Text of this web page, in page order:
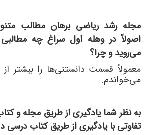
مجله رشد ریاضی برهان مطالب
اصولاً در وهله اول سراغ چه
میروید و چرا؟
معمولاً قسمت دانستنیها را بیشتر
میخواندم.
به نظر شما یادگیری از طریق مجله و
تفاوتی با یادگیری از طریق کتاب درسی